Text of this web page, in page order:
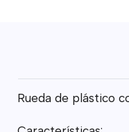
Rueda de plástico